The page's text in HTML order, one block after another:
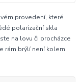
provedení, které
polarizační skla
na lovu či procházce
rám brýlí není kolem